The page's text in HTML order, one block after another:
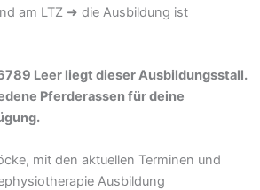
am LTZ ➜ die Ausbildung ist
Leer liegt dieser Ausbildungsstall.
Pferderassen für deine
mit den aktuellen Terminen und
Ausbildung